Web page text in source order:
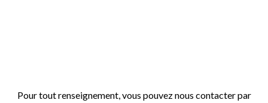
Pour tout renseignement, vous pouvez nous contacter par